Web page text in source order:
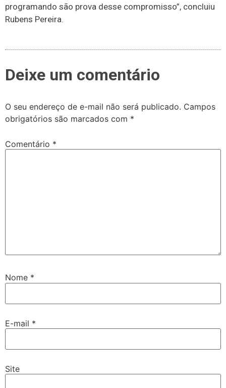
programando são prova desse compromisso”, concluiu
Rubens Pereira.
Deixe um comentário
O seu endereço de e-mail não será publicado. Campos
obrigatórios são marcados com *
Comentário *
Nome *
E-mail *
Site